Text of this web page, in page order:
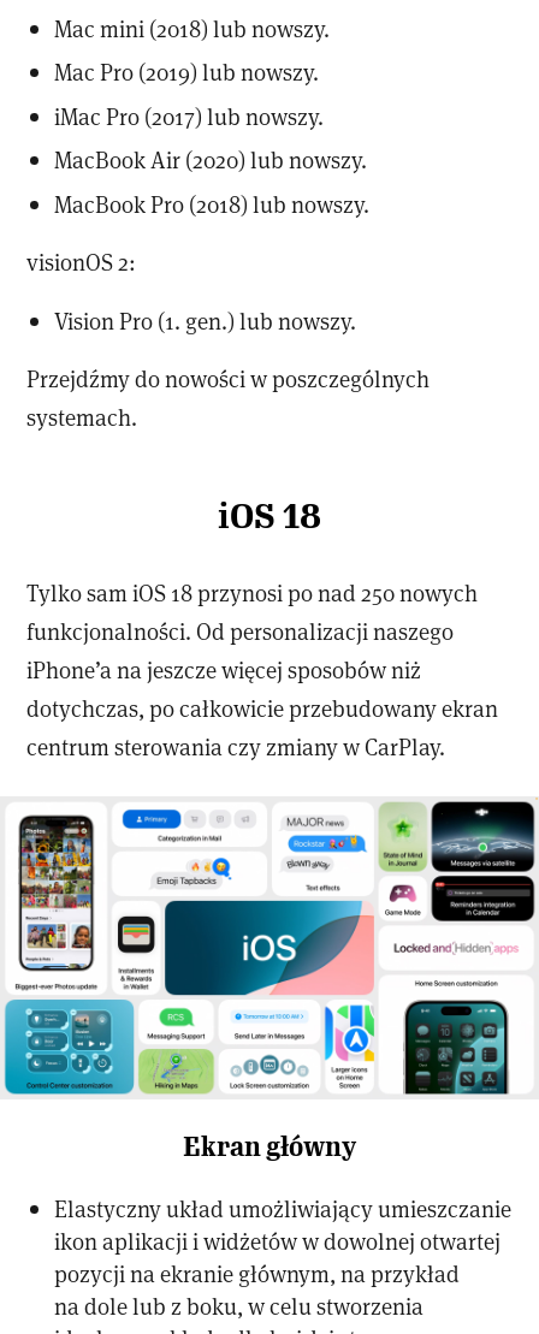
Mac mini (2018) lub nowszy.
Mac Pro (2019) lub nowszy.
iMac Pro (2017) lub nowszy.
MacBook Air (2020) lub nowszy.
MacBook Pro (2018) lub nowszy.
visionOS 2:
Vision Pro (1. gen.) lub nowszy.
Przejdźmy do nowości w poszczególnych
systemach.
iOS 18
Tylko sam iOS 18 przynosi po nad 250 nowych
funkcjonalności. Od personalizacji naszego
iPhone’a na jeszcze więcej sposobów niż
dotychczas, po całkowicie przebudowany ekran
centrum sterowania czy zmiany w CarPlay.
Ekran główny
Elastyczny układ umożliwiający umieszczanie
ikon aplikacji i widżetów w dowolnej otwartej
pozycji na ekranie głównym, na przykład
na dole lub z boku, w celu stworzenia